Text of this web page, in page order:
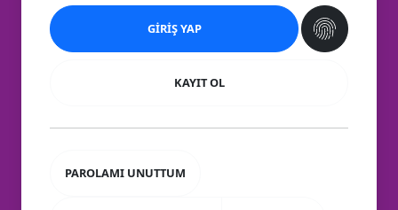
GIRIŞ YAP
KAYIT OL
PAROLAMI UNUTTUM